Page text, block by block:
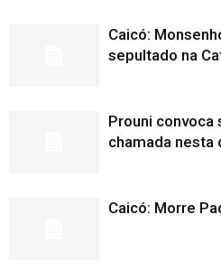
Caicó:
sepultado na
Prouni convoca
chamada nesta
Caicó: Morre